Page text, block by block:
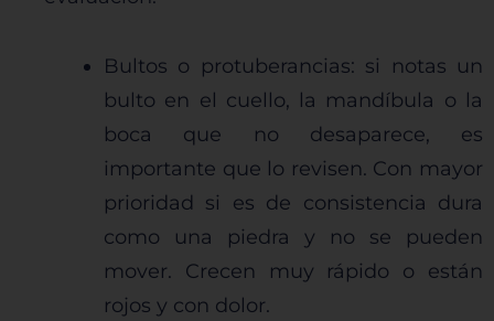
Bultos o protuberancias: si notas un
bulto en el cuello, la mandíbula o la
boca que no desaparece, es
importante que lo revisen. Con mayor
prioridad si es de consistencia dura
como una piedra y no se pueden
mover. Crecen muy rápido o están
rojos y con dolor.
clic en los encabezados de cada categoría para saber
más y cambiar nuestras configuraciones
predeterminadas. Sin embargo, el bloqueo de
algunos tipos de cookies puede afectar su
experiencia en el sitio y los servicios que podemos
Más información
Permitir todas